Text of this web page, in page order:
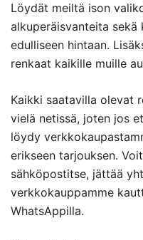
Löydät meiltä ison
alkuperäisvanteita
edulliseen hintaan.
renkaat kaikille muille
Kaikki saatavilla olevat
vielä netissä, joten jos
löydy
erikseen tarjouksen.
sähköpostitse, jättää
verkkokauppamme
WhatsAppilla.